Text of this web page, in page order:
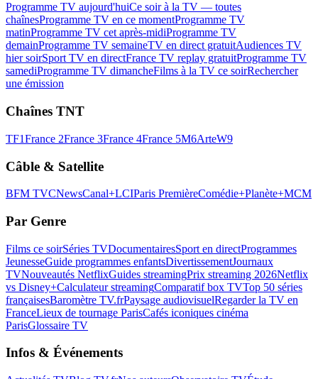
Programme TV aujourd'huiCe soir à la TV — toutes
chaînesProgramme TV en ce momentProgramme TV
matinProgramme TV cet après-midiProgramme TV
demainProgramme TV semaineTV en direct gratuitAudiences TV
hier soirSport TV en directFrance TV replay gratuitProgramme TV
samediProgramme TV dimancheFilms à la TV ce soirRechercher
une émission
Chaînes TNT
TF1France 2France 3France 4France 5M6ArteW9
Câble & Satellite
BFM TVCNewsCanal+LCIParis PremièreComédie+Planète+MCM
Par Genre
Films ce soirSéries TVDocumentairesSport en directProgrammes
JeunesseGuide programmes enfantsDivertissementJournaux
TVNouveautés NetflixGuides streamingPrix streaming 2026Netflix
vs Disney+Calculateur streamingComparatif box TVTop 50 séries
françaisesBaromètre TV.frPaysage audiovisuelRegarder la TV en
FranceLieux de tournage ParisCafés iconiques cinéma
ParisGlossaire TV
Infos & Événements